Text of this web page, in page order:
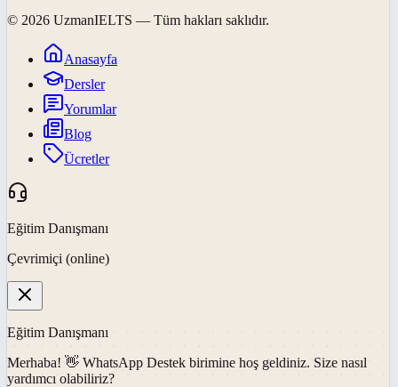
© 2026 UzmanIELTS — Tüm hakları saklıdır.
Anasayfa
Dersler
Yorumlar
Blog
Ücretler
Eğitim Danışmanı
Çevrimiçi (online)
Eğitim Danışmanı
Merhaba! 👋 WhatsApp Destek birimine hoş geldiniz. Size nasıl
yardımcı olabiliriz?